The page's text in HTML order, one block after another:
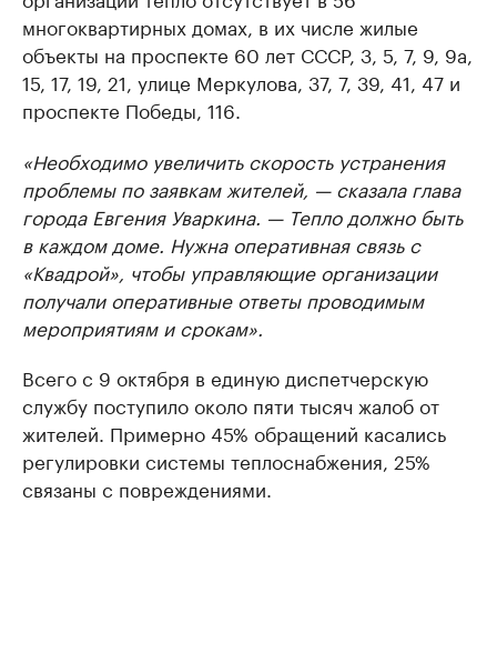
многоквартирных домах, в их числе жилые
объекты на проспекте 60 лет СССР, 3, 5, 7, 9, 9а,
15, 17, 19, 21, улице Меркулова, 37, 7, 39, 41, 47 и
проспекте Победы, 116.
«Необходимо увеличить скорость устранения
проблемы по заявкам жителей, — сказала глава
города Евгения Уваркина. — Тепло должно быть
в каждом доме. Нужна оперативная связь с
«Квадрой», чтобы управляющие организации
получали оперативные ответы проводимым
мероприятиям и срокам».
Всего с 9 октября в единую диспетчерскую
службу поступило около пяти тысяч жалоб от
жителей. Примерно 45% обращений касались
регулировки системы теплоснабжения, 25%
связаны с повреждениями.